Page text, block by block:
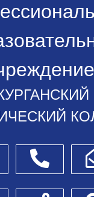
Телефоны